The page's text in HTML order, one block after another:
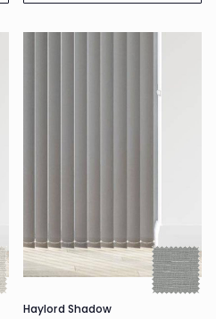
Haylord Shadow